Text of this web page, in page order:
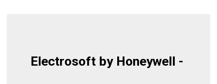
Electrosoft by Honeywell -